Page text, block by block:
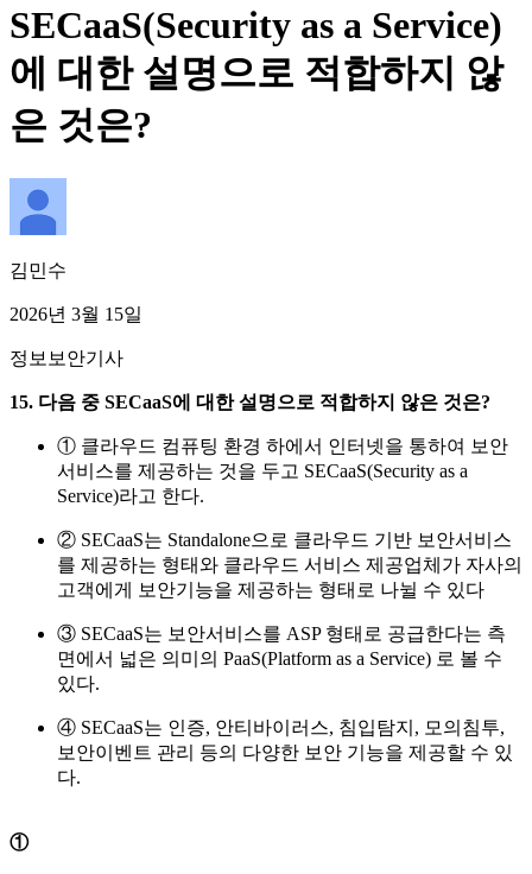
SECaaS(Security as a Service)
에 대한 설명으로 적합하지 않
은 것은?
김민수
2026년 3월 15일
정보보안기사
15. 다음 중 SECaaS에 대한 설명으로 적합하지 않은 것은?
① 클라우드 컴퓨팅 환경 하에서 인터넷을 통하여 보안
서비스를 제공하는 것을 두고 SECaaS(Security as a
Service)라고 한다.
② SECaaS는 Standalone으로 클라우드 기반 보안서비스
를 제공하는 형태와 클라우드 서비스 제공업체가 자사의
고객에게 보안기능을 제공하는 형태로 나뉠 수 있다
③ SECaaS는 보안서비스를 ASP 형태로 공급한다는 측
면에서 넓은 의미의 PaaS(Platform as a Service) 로 볼 수
있다.
④ SECaaS는 인증, 안티바이러스, 침입탐지, 모의침투,
보안이벤트 관리 등의 다양한 보안 기능을 제공할 수 있
다.
①